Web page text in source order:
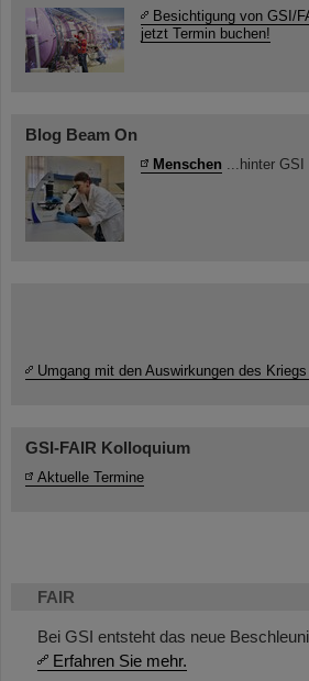
FAIR
Bei GSI entsteht das neue
Erfahren Sie mehr.
Besichtigung von GSI/
jetzt Termin buchen!
Blog Beam On
Menschen ...hinter GSI
Umgang mit den Auswirkungen des
GSI-FAIR Kolloquium
Aktuelle Termine